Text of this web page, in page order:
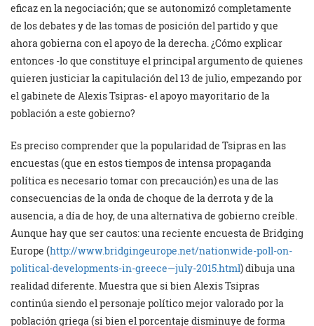
eficaz en la negociación; que se autonomizó completamente
de los debates y de las tomas de posición del partido y que
ahora gobierna con el apoyo de la derecha. ¿Cómo explicar
entonces -lo que constituye el principal argumento de quienes
quieren justiciar la capitulación del 13 de julio, empezando por
el gabinete de Alexis Tsipras- el apoyo mayoritario de la
población a este gobierno?
Es preciso comprender que la popularidad de Tsipras en las
encuestas (que en estos tiempos de intensa propaganda
política es necesario tomar con precaución) es una de las
consecuencias de la onda de choque de la derrota y de la
ausencia, a día de hoy, de una alternativa de gobierno creíble.
Aunque hay que ser cautos: una reciente encuesta de Bridging
Europe (http://www.bridgingeurope.net/nationwide-poll-on-
political-developments-in-greece—july-2015.html) dibuja una
realidad diferente. Muestra que si bien Alexis Tsipras
continúa siendo el personaje político mejor valorado por la
población griega (si bien el porcentaje disminuye de forma